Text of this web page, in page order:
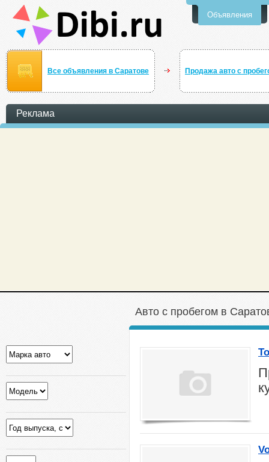
Объявления
Все объявления в Саратове Продажа авто с
Реклама
Авто с пробегом в